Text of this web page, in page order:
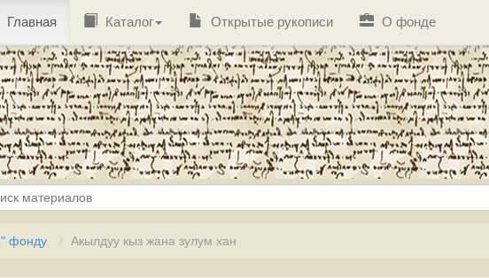
Главная Каталог Открытые рукописи О фонде
фонду Акылдуу кыз жана зулум хан